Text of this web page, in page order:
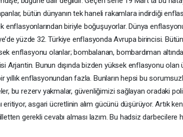
bütün dünyanın tek haneli rakamlara indirdiği
enflasyonlarından biriyle boğuşuyorlar. Dünya
yüzde 32. Türkiye enflasyonda Avrupa birincisi.
enflasyonu olanlar; bombalanan, bombardıman
Arjantin. Bunun dışında bizden yüksek enflasyonu olan
yıllık enflasyonundan fazla. Bunların hepsi bu
bu rezerv yakmalar, güvenliğimizi sağlayan oradaki
eritiyor, asgari ücretlinin alım gücünü düşürüyor. Artık
gerekli cevabı alması lazım. Bu hadsiz darbecilere